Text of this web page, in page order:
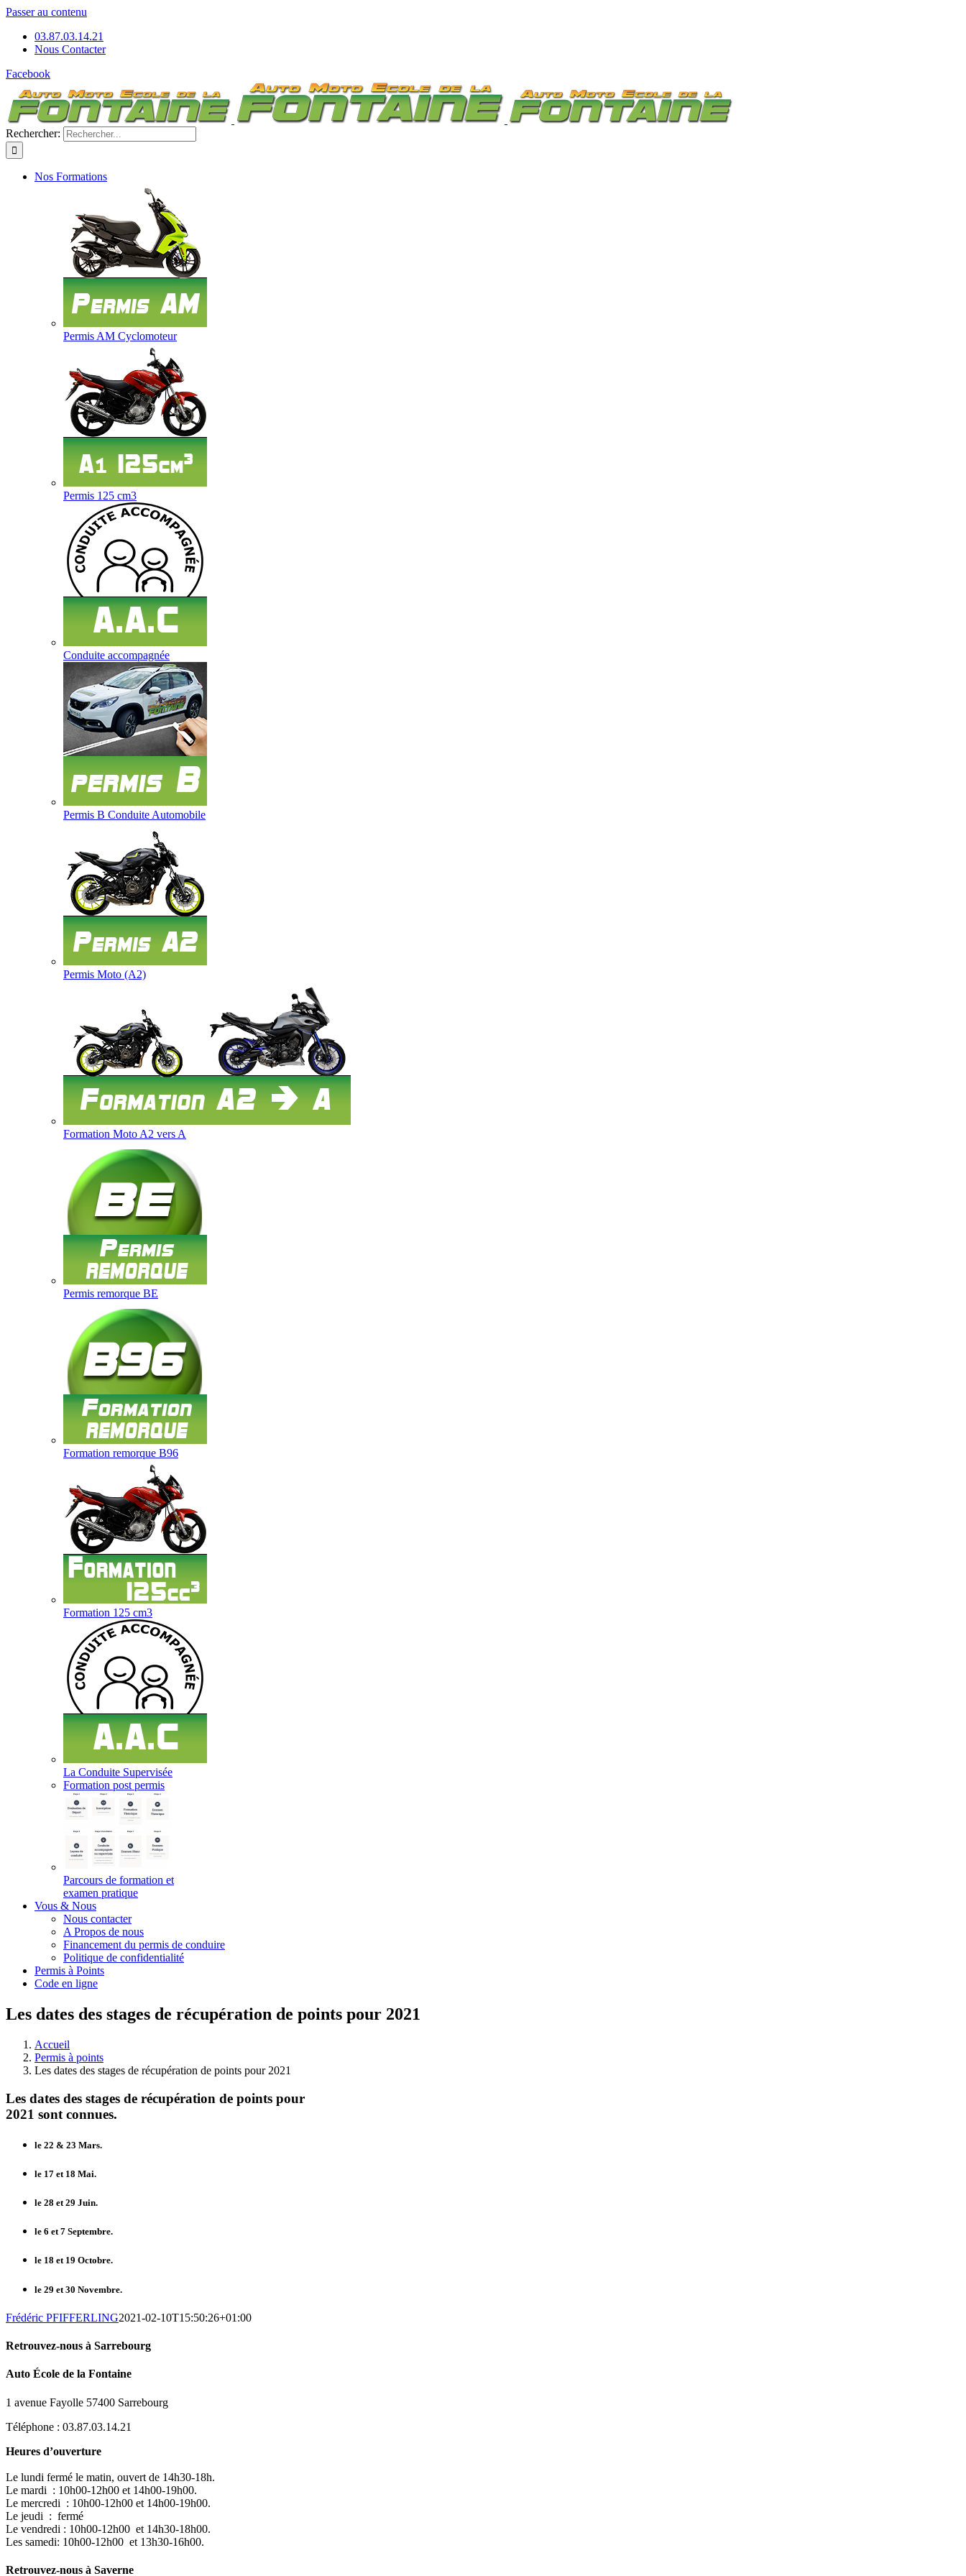
Passer au contenu
03.87.03.14.21
Nous Contacter
Facebook
Rechercher:
Nos Formations
Permis AM Cyclomoteur
Permis 125 cm3
Conduite accompagnée
Permis B Conduite Automobile
Permis Moto (A2)
Formation Moto A2 vers A
Permis remorque BE
Formation remorque B96
Formation 125 cm3
La Conduite Supervisée
Formation post permis
Parcours de formation et
examen pratique
Vous & Nous
Nous contacter
A Propos de nous
Financement du permis de conduire
Politique de confidentialité
Permis à Points
Code en ligne
Les dates des stages de récupération de points pour 2021
Accueil
Permis à points
Les dates des stages de récupération de points pour 2021
Les dates des stages de récupération de points pour
2021 sont connues.
le 22 & 23 Mars.
le 17 et 18 Mai.
le 28 et 29 Juin.
le 6 et 7 Septembre.
le 18 et 19 Octobre.
le 29 et 30 Novembre.
Frédéric PFIFFERLING2021-02-10T15:50:26+01:00
Retrouvez-nous à Sarrebourg
Auto École de la Fontaine
1 avenue Fayolle 57400 Sarrebourg
Téléphone : 03.87.03.14.21
Heures d’ouverture
Le lundi fermé le matin, ouvert de 14h30-18h.
Le mardi : 10h00-12h00 et 14h00-19h00.
Le mercredi : 10h00-12h00 et 14h00-19h00.
Le jeudi : fermé
Le vendredi : 10h00-12h00 et 14h30-18h00.
Les samedi: 10h00-12h00 et 13h30-16h00.
Retrouvez-nous à Saverne